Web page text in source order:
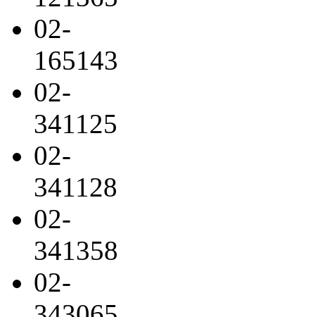
02-
165143
02-
341125
02-
341128
02-
341358
02-